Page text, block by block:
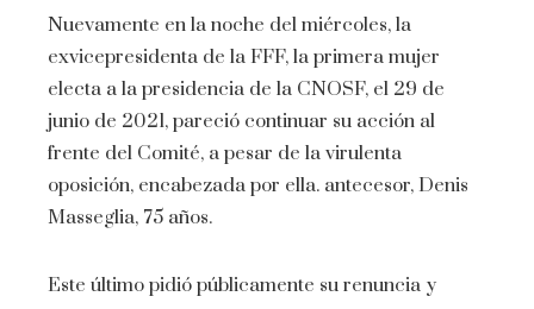
Nuevamente en la noche del miércoles, la
exvicepresidenta de la FFF, la primera mujer
electa a la presidencia de la CNOSF, el 29 de
junio de 2021, pareció continuar su acción al
frente del Comité, a pesar de la virulenta
oposición, encabezada por ella. antecesor, Denis
Masseglia, 75 años.
Este último pidió públicamente su renuncia y